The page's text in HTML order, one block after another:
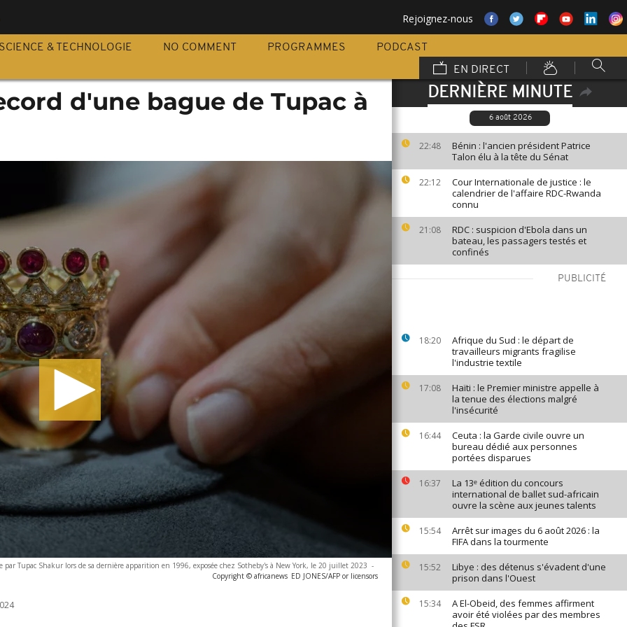
Rejoignez-nous
SCIENCE & TECHNOLOGIE NO COMMENT PROGRAMMES
PODCAST
EN DIRECT
DERNIÈRE MINUTE
6 août 2026
22:48
Bénin : l'ancien président Patrice
Talon élu à la tête du Sénat
22:12
Cour Internationale de justice : le
calendrier de l'affaire RDC-Rwanda
connu
21:08
RDC : suspicion d'Ebola dans un
bateau, les passagers testés et
confinés
PUBLICITÉ
18:20
Afrique du Sud : le départ de
travailleurs migrants fragilise
l'industrie textile
17:08
Haïti : le Premier ministre appelle à
la tenue des élections malgré
l'insécurité
16:44
Ceuta : la Garde civile ouvre un
bureau dédié aux personnes
portées disparues
16:37
La 13ᵉ édition du concours
international de ballet sud-africain
ouvre la scène aux jeunes talents
15:54
Arrêt sur images du 6 août 2026 : la
FIFA dans la tourmente
15:52
Libye : des détenus s'évadent d'une
prison dans l'Ouest
15:34
A El-Obeid, des femmes affirment
avoir été violées par des membres
d'une bague de Tupac à
Tupac Shakur lors de sa dernière apparition en 1996, exposée chez Sotheby's à New York, le 20 juillet 2023 -
Copyright © africanews ED JONES/AFP or licensors